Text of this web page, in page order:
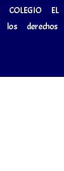
EL
los derechos